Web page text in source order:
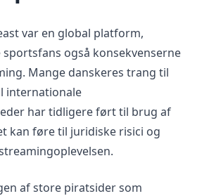
var en global platform,
også konsekvenserne
Mange danskeres trang til
internationale
har tidligere ført til brug af
kan føre til juridiske risici og
af store piratsider som